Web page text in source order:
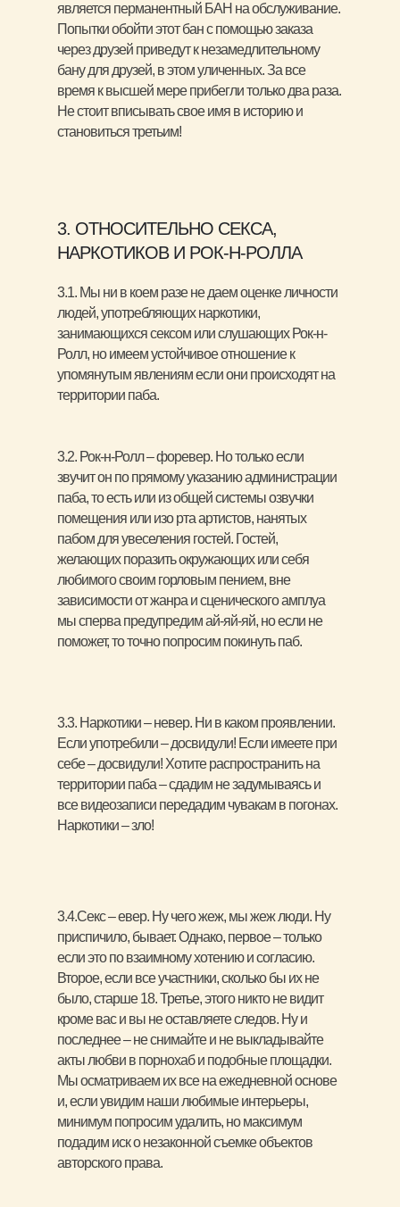
является перманентный БАН на обслуживание.
Попытки обойти этот бан с помощью заказа
через друзей приведут к незамедлительному
бану для друзей, в этом уличенных. За все
время к высшей мере прибегли только два раза.
Не стоит вписывать свое имя в историю и
становиться третьим!
3.4.Секс – евер. Ну чего жеж, мы жеж люди. Ну
приспичило, бывает. Однако, первое – только
если это по взаимному хотению и согласию.
Второе, если все участники, сколько бы их не
было, старше 18. Третье, этого никто не видит
кроме вас и вы не оставляете следов. Ну и
последнее – не снимайте и не выкладывайте
акты любви в порнохаб и подобные площадки.
Мы осматриваем их все на ежедневной основе
и, если увидим наши любимые интерьеры,
минимум попросим удалить, но максимум
подадим иск о незаконной съемке объектов
авторского права.
3.3. Наркотики – невер. Ни в каком проявлении.
Если употребили – досвидули! Если имеете при
себе – досвидули! Хотите распространить на
территории паба – сдадим не задумываясь и
все видеозаписи передадим чувакам в погонах.
Наркотики – зло!
3.2. Рок-н-Ролл – форевер. Но только если
звучит он по прямому указанию администрации
паба, то есть или из общей системы озвучки
помещения или изо рта артистов, нанятых
пабом для увеселения гостей. Гостей,
желающих поразить окружающих или себя
любимого своим горловым пением, вне
зависимости от жанра и сценического амплуа
мы сперва предупредим ай-яй-яй, но если не
поможет, то точно попросим покинуть паб.
3.1. Мы ни в коем разе не даем оценке личности
людей, употребляющих наркотики,
занимающихся сексом или слушающих Рок-н-
Ролл, но имеем устойчивое отношение к
упомянутым явлениям если они происходят на
территории паба.
3. ОТНОСИТЕЛЬНО СЕКСА,
НАРКОТИКОВ И РОК-Н-РОЛЛА